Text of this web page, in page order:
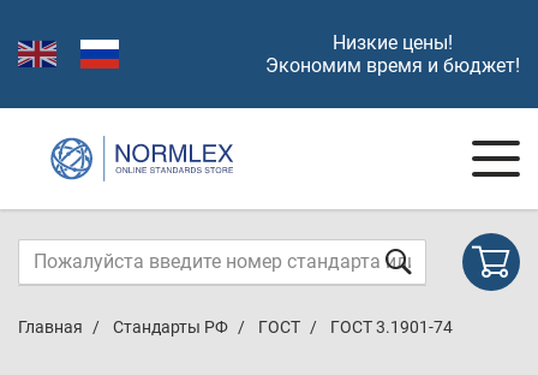
Низкие цены!
Экономим время и бюджет!
Главная Стандарты РФ ГОСТ ГОСТ 3.1901-74